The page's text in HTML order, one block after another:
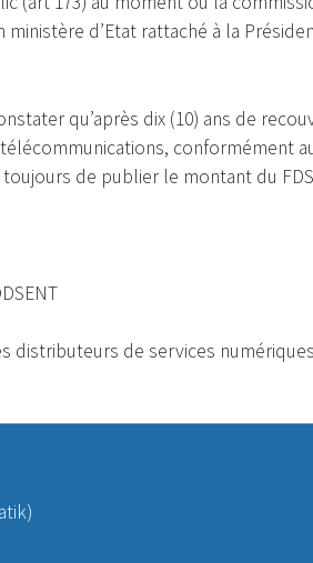
ministère d’Etat rattaché à la
qu’après dix (10) ans de
conformément
toujours de publier le montant du
distributeurs de services